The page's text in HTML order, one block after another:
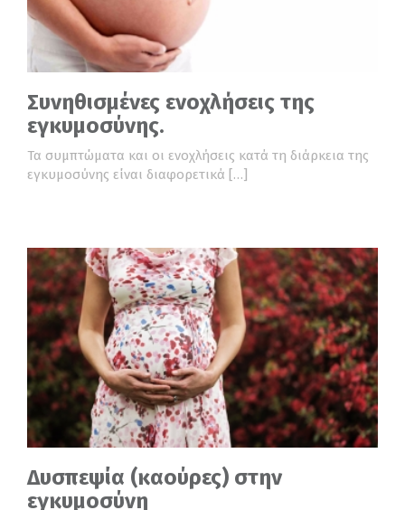
Συνηθισμένες ενοχλήσεις της
εγκυμοσύνης.
Τα συμπτώματα και οι ενοχλήσεις κατά τη διάρκεια της
εγκυμοσύνης είναι διαφορετικά […]
Δυσπεψία (καούρες) στην
εγκυμοσύνη